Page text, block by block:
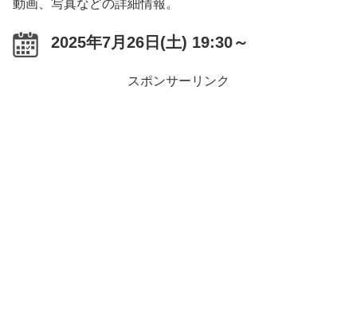
動画、写真などの詳細情報。
2025年7月26日(土) 19:30～
スポンサーリンク